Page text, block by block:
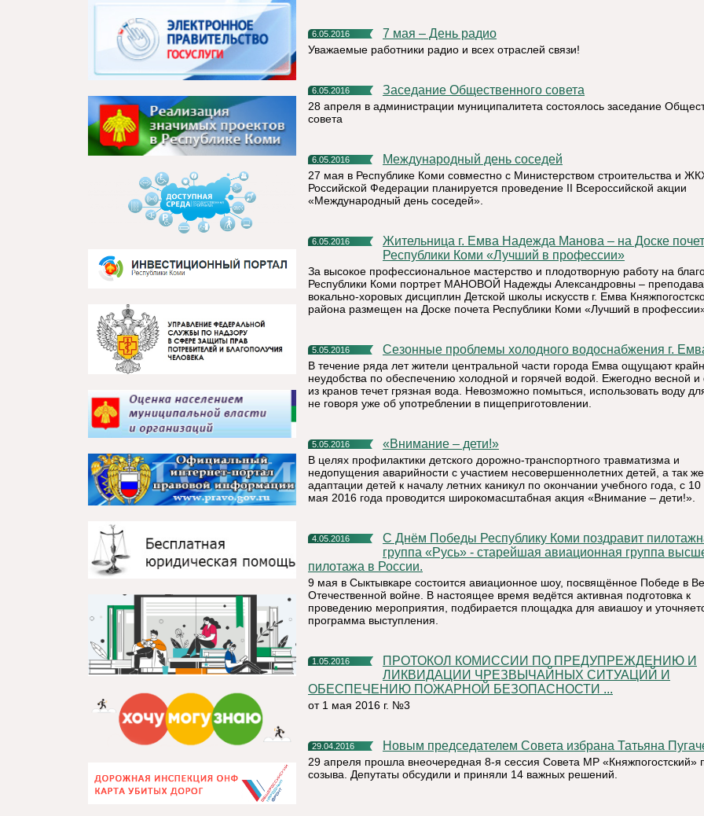
6.05.2016 7 мая – День радио
Уважаемые работники радио и всех отраслей связи!
6.05.2016 Заседание Общественного совета
28 апреля в администрации муниципалитета состоялось заседание
совета
6.05.2016 Международный день соседей
27 мая в Республике Коми совместно с Министерством строительства и
Российской Федерации планируется проведение II Всероссийской акции
«Международный день соседей».
6.05.2016
Жительница г. Емва Надежда Манова – на Доске почета
Республики Коми «Лучший в профессии»
За высокое профессиональное мастерство и плодотворную работу на
Республики Коми портрет МАНОВОЙ Надежды Александровны –
вокально-хоровых дисциплин Детской школы искусств г. Емва
района размещен на Доске почета Республики Коми «Лучший в
5.05.2016 Сезонные проблемы холодного водоснабжения г.
В течение ряда лет жители центральной части города Емва ощущают
неудобства по обеспечению холодной и горячей водой. Ежегодно весной и
из кранов течет грязная вода. Невозможно помыться, использовать воду
не говоря уже об употреблении в пищеприготовлении.
5.05.2016 «Внимание – дети!»
В целях профилактики детского дорожно-транспортного травматизма и
недопущения аварийности с участием несовершеннолетних детей, а так же
адаптации детей к началу летних каникул по окончании учебного года, с
мая 2016 года проводится широкомасштабная акция «Внимание – дети!».
4.05.2016
С Днём Победы Республику Коми поздравит пилотажная
группа «Русь» - старейшая авиационная группа
пилотажа в России.
9 мая в Сыктывкаре состоится авиационное шоу, посвящённое Победе в
Отечественной войне. В настоящее время ведётся активная подготовка к
проведению мероприятия, подбирается площадка для авиашоу и
программа выступления.
1.05.2016
ПРОТОКОЛ КОМИССИИ ПО ПРЕДУПРЕЖДЕНИЮ И
ЛИКВИДАЦИИ ЧРЕЗВЫЧАЙНЫХ СИТУАЦИЙ И
ОБЕСПЕЧЕНИЮ ПОЖАРНОЙ БЕЗОПАСНОСТИ ...
от 1 мая 2016 г. №3
29.04.2016 Новым председателем Совета избрана Татьяна
29 апреля прошла внеочередная 8-я сессия Совета МР «Княжпогостский»
созыва. Депутаты обсудили и приняли 14 важных решений.